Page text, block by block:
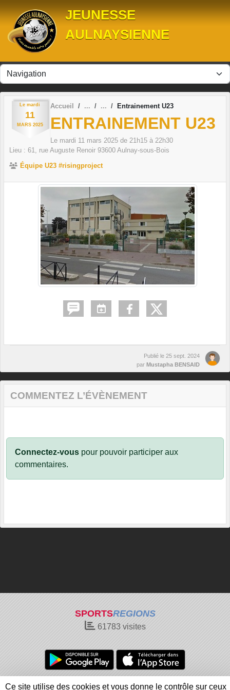
JEUNESSE
AULNAYSIENNE
Le mardi
11
MARS 2025
Accueil Entrainement U23
ENTRAINEMENT U23
Le mardi 11 mars 2025 de 21h15 à 22h30
Lieu : 61, rue Auguste Renoir 93600 Aulnay-sous-Bois
Équipe U23 #risingproject
Publié le 25 sept. 2024
par Mustapha BENSAID
COMMENTEZ L’ÉVÈNEMENT
Connectez-vous pour pouvoir participer aux
commentaires.
SPORTSREGIONS
61783visites
Charte cookies Gestion des cookies
Ce site utilise des cookies et vous donne le contrôle sur ceux